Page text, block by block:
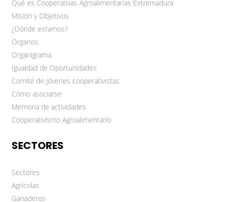
Qué es Cooperativas Agroalimentarias Extremadura
Misión y Objetivos
¿Dónde estamos?
Órganos
Organigrama
Igualdad de Oportunidades
Comité de jóvenes cooperativistas
Cómo asociarse
Memoria de actividades
Cooperativismo Agroalimentario
SECTORES
Sectores
Agrícolas
Ganaderos